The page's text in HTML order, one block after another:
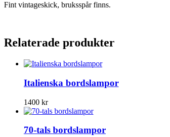
Fint vintageskick, bruksspår finns.
Relaterade produkter
Italienska bordslampor
1400 kr
70-tals bordslampor